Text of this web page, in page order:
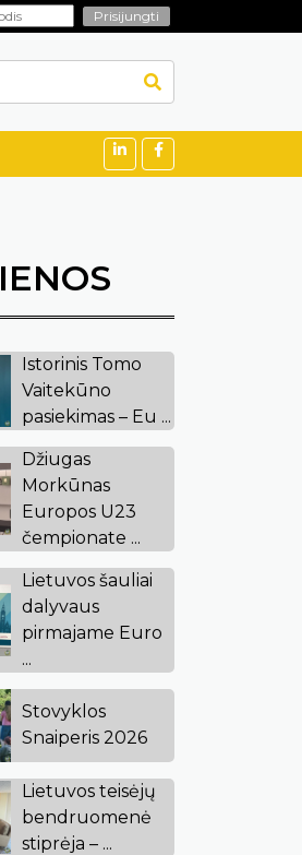
Istorinis Tomo
Vaitekūno
pasiekimas – Eu ...
Džiugas
Morkūnas
Europos U23
čempionate ...
Lietuvos šauliai
dalyvaus
pirmajame Euro
...
Stovyklos
Snaiperis 2026
Lietuvos teisėjų
bendruomenė
stiprėja – ...